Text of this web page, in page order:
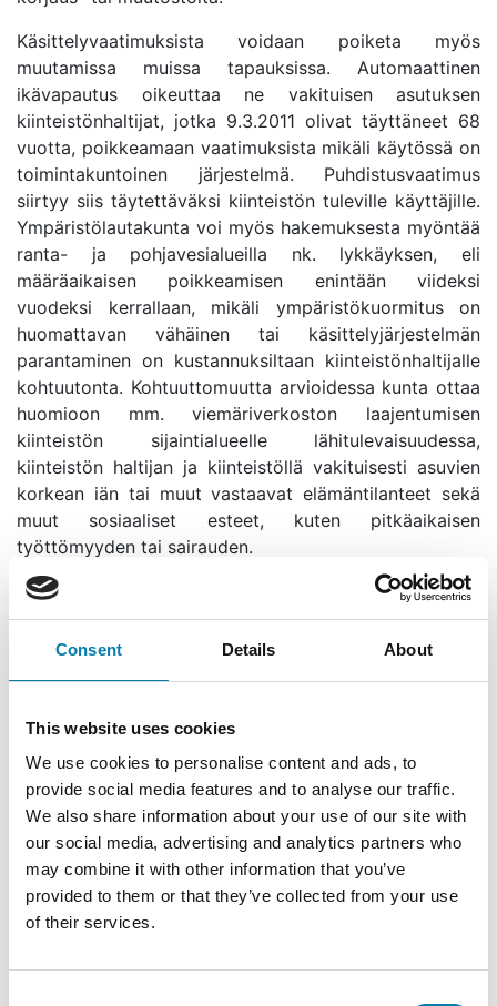
Consent Details About
This website uses cookies
We use cookies to personalise content and ads, to
provide social media features and to analyse our traffic.
We also share information about your use of our site with
our social media, advertising and analytics partners who
may combine it with other information that you’ve
provided to them or that they’ve collected from your use
of their services.
Käsittelyvaatimuksista voidaan poiketa myös
muutamissa muissa tapauksissa. Automaattinen
ikävapautus oikeuttaa ne vakituisen asutuksen
kiinteistönhaltijat, jotka 9.3.2011 olivat täyttäneet 68
vuotta, poikkeamaan vaatimuksista mikäli käytössä on
toimintakuntoinen järjestelmä. Puhdistusvaatimus
siirtyy siis täytettäväksi kiinteistön tuleville käyttäjille.
Ympäristölautakunta voi myös hakemuksesta myöntää
ranta- ja pohjavesialueilla nk. lykkäyksen, eli
määräaikaisen poikkeamisen enintään viideksi
vuodeksi kerrallaan, mikäli ympäristökuormitus on
huomattavan vähäinen tai käsittelyjärjestelmän
parantaminen on kustannuksiltaan kiinteistönhaltijalle
kohtuutonta. Kohtuuttomuutta arvioidessa kunta ottaa
huomioon mm. viemäriverkoston laajentumisen
kiinteistön sijaintialueelle lähitulevaisuudessa,
kiinteistön haltijan ja kiinteistöllä vakituisesti asuvien
korkean iän tai muut vastaavat elämäntilanteet sekä
muut sosiaaliset esteet, kuten pitkäaikaisen
työttömyyden tai sairauden.
Haja-asutusalueella omakotitalon ja vapaa-
ajanasunnon jätevesien johtamisasia hoidetaan
kirjallisena ilmoituksena rakennustarkastajalle, mikäli
Ympäristöpäälliköltä ja rakennustarkastajalta saa
neuvoja ja ohjeita jätevesien hyväksyttävästä
käsittelytavasta. Lupa-asiassa päätöksen tekee
ympäristölautakunta.